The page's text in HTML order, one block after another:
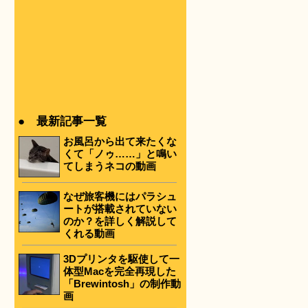
● 最新記事一覧
お風呂から出て来たくな
くて「ノゥ……」と鳴い
てしまうネコの動画
なぜ旅客機にはパラシュ
ートが搭載されていない
のか？を詳しく解説して
くれる動画
3Dプリンタを駆使して一
体型Macを完全再現した
「Brewintosh」の制作動
画